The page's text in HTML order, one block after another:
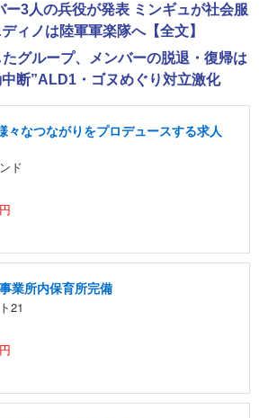
3人の兵役が発表 ミンギュが社会服
ィノは陸軍軍楽隊へ【全文】
グループ、メンバーの脱退・復帰は
断”ALD1・ゴヌめぐり対立激化
々なつながりをプロデュースする求人
ド
業所内保育所完備
21